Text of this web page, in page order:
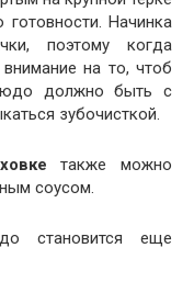
Начинка
поэтому когда
на то, чтоб
должно быть с
зубочисткой.
также можно
соусом.
становится еще